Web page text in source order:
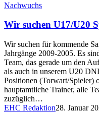
Nachwuchs
Wir suchen U17/U20
Wir suchen für kommende
Jahrgänge 2009-2005. Es
Team, das gerade um den
als auch in unserem U20
Positionen (Torwart/Spieler)
hauptamtliche Trainer, alle
zuzüglich…
EHC Redaktion28. Januar